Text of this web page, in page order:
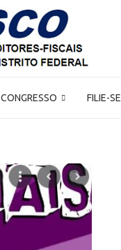
CONGRESSO FILIE-SE